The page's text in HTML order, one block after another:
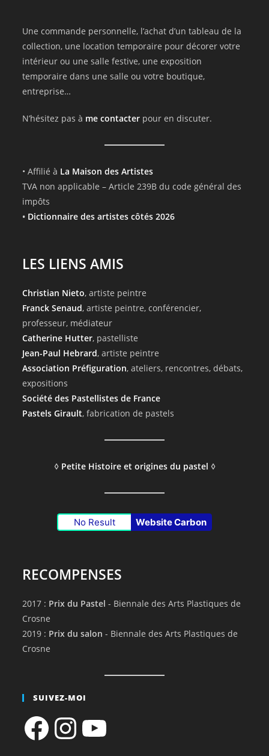
Une commande personnelle, l’achat d’un tableau de la
collection, une location temporaire pour décorer votre
intérieur ou une salle festive, une exposition
temporaire dans une salle ou votre boutique,
entreprise…
N’hésitez pas à me contacter pour en discuter.
• Affilié à La Maison des Artistes
TVA non applicable – Article 239B du code général des
impôts
• Dictionnaire des artistes côtés 2026
LES LIENS AMIS
Christian Nieto, artiste peintre
Franck Senaud, artiste peintre, conférencier,
professeur, médiateur
Catherine Hutter, pastelliste
Jean-Paul Hebrard, artiste peintre
Association Préfiguration, ateliers, rencontres, débats,
expositions
Société des Pastellistes de France
Pastels Girault, fabrication de pastels
◊ Petite Histoire et origines du pastel ◊
No Result Website Carbon
RECOMPENSES
2017 : Prix du Pastel - Biennale des Arts Plastiques de
Crosne
2019 : Prix du salon - Biennale des Arts Plastiques de
Crosne
SUIVEZ-MOI
FacebookInstagramYouTube